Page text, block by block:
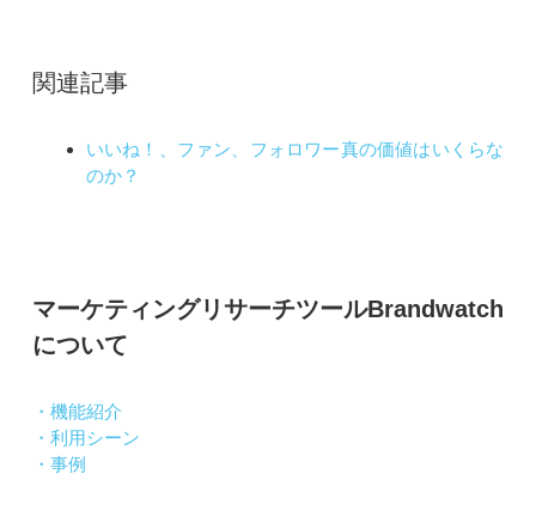
関連記事
いいね！、ファン、フォロワー真の価値はいくらな
のか？
マーケティングリサーチツールBrandwatch
について
・機能紹介
・利用シーン
・事例